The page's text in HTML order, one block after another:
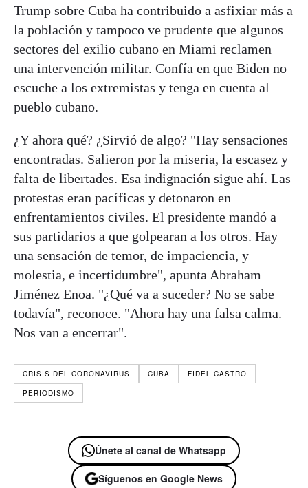
Trump sobre Cuba ha contribuido a asfixiar más a
la población y tampoco ve prudente que algunos
sectores del exilio cubano en Miami reclamen
una intervención militar. Confía en que Biden no
escuche a los extremistas y tenga en cuenta al
pueblo cubano.
¿Y ahora qué? ¿Sirvió de algo? "Hay sensaciones
encontradas. Salieron por la miseria, la escasez y
falta de libertades. Esa indignación sigue ahí. Las
protestas eran pacíficas y detonaron en
enfrentamientos civiles. El presidente mandó a
sus partidarios a que golpearan a los otros. Hay
una sensación de temor, de impaciencia, y
molestia, e incertidumbre", apunta Abraham
Jiménez Enoa. "¿Qué va a suceder? No se sabe
todavía", reconoce. "Ahora hay una falsa calma.
Nos van a encerrar".
CRISIS DEL CORONAVIRUS CUBA
FIDEL CASTRO
PERIODISMO
Únete al canal de Whatsapp
Síguenos en Google News